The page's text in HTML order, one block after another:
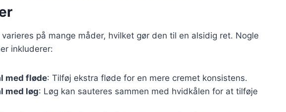
på mange måder, hvilket gør den til en alsidig ret. Nogle
inkluderer:
med fløde: Tilføj ekstra fløde for en mere cremet konsistens.
med løg: Løg kan sauteres sammen med hvidkålen for at tilføje